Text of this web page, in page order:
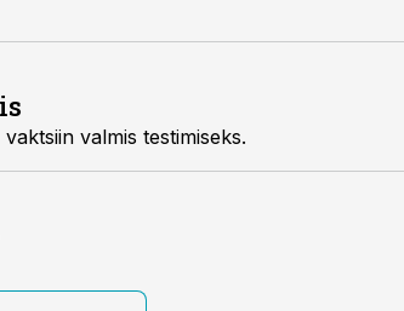
teatel on uue gripi A/H1N1 vaktsiin valmis testimiseks.